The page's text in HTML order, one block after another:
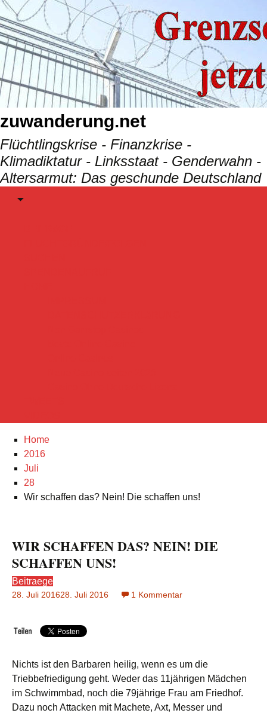
Skip
to
content
zuwanderung.net
Flüchtlingskrise - Finanzkrise -
Klimadiktatur - Linksstaat - Genderwahn -
Altersarmut: Das geschunde Deutschland
Menu
Home
2016
Juli
28
Wir schaffen das? Nein! Die schaffen uns!
WIR SCHAFFEN DAS? NEIN! DIE
SCHAFFEN UNS!
Beitraege
28. Juli 201628. Juli 2016 1 Kommentar
SCHAFFEN
UNS!
Nichts ist den Barbaren heilig, wenn es um die
Triebbefriedigung geht. Weder das 11jährigen Mädchen
im Schwimmbad, noch die 79jährige Frau am Friedhof.
Dazu noch Attacken mit Machete, Axt, Messer und